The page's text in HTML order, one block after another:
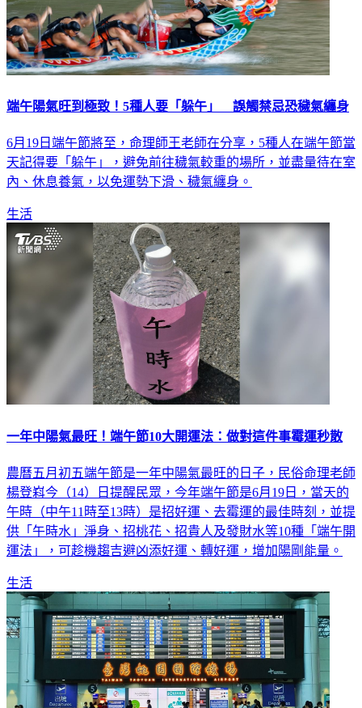
端午陽氣旺到極致！5種人要「躲午」 誤觸禁忌恐穢氣纏身
6月19日端午節將至，命理師王老師在分享，5種人在端午節當
天記得要「躲午」，避免前往穢氣較重的場所，並盡量待在室
內、休息養氣，以免運勢下滑、穢氣纏身。
生活
一年中陽氣最旺！端午節10大開運法：做對這件事霉運秒散
農曆五月初五端午節是一年中陽氣最旺的日子，民俗命理老師
楊登嵙今（14）日提醒民眾，今年端午節是6月19日，當天的
午時（中午11時至13時）是招好運、去霉運的最佳時刻，並提
供「午時水」淨身、招桃花、招貴人及發財水等10種「端午開
運法」，可趁機趨吉避凶添好運、轉好運，增加陽剛能量。
生活